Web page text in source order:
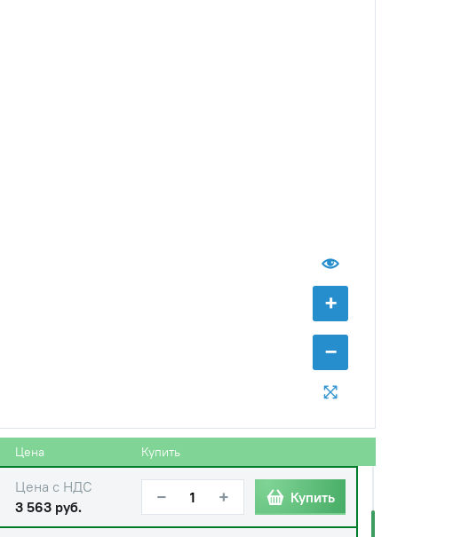
+
−
Цена Купить
Купить
149 руб.
Цена с НДС
3 563 руб.
− + Купить